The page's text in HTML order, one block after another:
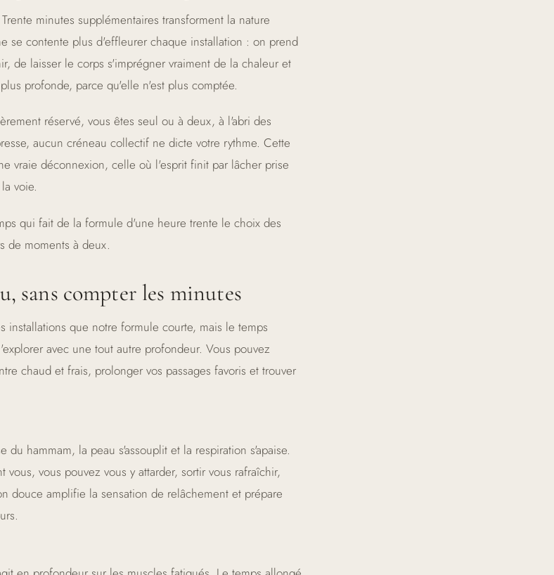
minutes supplémentaires transforment la nature
se contente plus d'effleurer chaque installation : on prend
de laisser le corps s'imprégner vraiment de la chaleur et
profonde, parce qu'elle n'est plus comptée.
réservé, vous êtes seul ou à deux, à l'abri des
aucun créneau collectif ne dicte votre rythme. Cette
vraie déconnexion, celle où l'esprit finit par lâcher prise
voie.
qui fait de la formule d'une heure trente le choix des
de moments à deux.
sans compter les minutes
installations que notre formule courte, mais le temps
avec une tout autre profondeur. Vous pouvez
chaud et frais, prolonger vos passages favoris et trouver
du hammam, la peau s'assouplit et la respiration s'apaise.
vous, vous pouvez vous y attarder, sortir vous rafraîchir,
douce amplifie la sensation de relâchement et prépare